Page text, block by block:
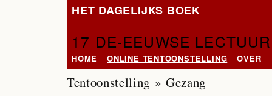
HET DAGELIJKS BOEK
17 DE-EEUWSE
HOME ONLINE TENTOONSTELLING OVER
Tentoonstelling » Gezang